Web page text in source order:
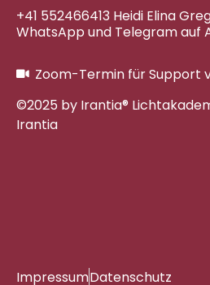
+41 552466413 Heidi Elina
WhatsApp und Telegram auf
Zoom-Termin für Support
©2025 by Irantia®
Irantia
ImpressumDatenschutz